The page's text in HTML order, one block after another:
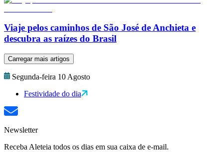
Viaje pelos caminhos de São José de Anchieta e
descubra as raízes do Brasil
Carregar mais artigos
Segunda-feira 10 Agosto
Festividade do dia
Newsletter
Receba Aleteia todos os dias em sua caixa de e-mail.